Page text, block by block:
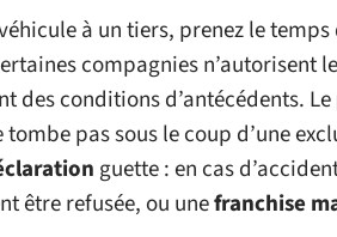
à un tiers, prenez le
compagnies n’autorisent
des conditions d’antécédents. Le
tombe pas sous le coup d’une
guette : en cas
être refusée, ou unefranchise